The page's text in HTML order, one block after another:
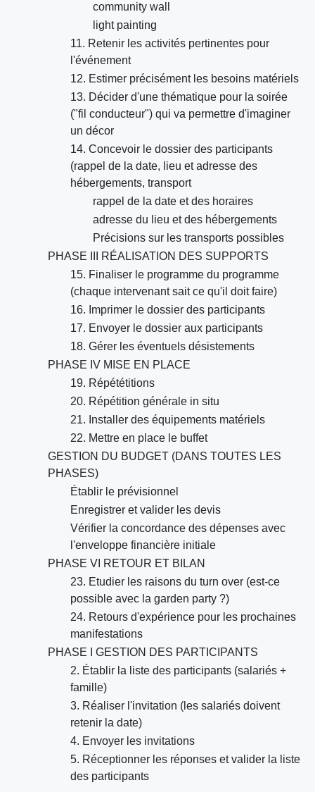
community wall
light painting
11. Retenir les activités pertinentes pour
l'événement
12. Estimer précisément les besoins matériels
13. Décider d'une thématique pour la soirée
("fil conducteur") qui va permettre d'imaginer
un décor
14. Concevoir le dossier des participants
(rappel de la date, lieu et adresse des
hébergements, transport
rappel de la date et des horaires
adresse du lieu et des hébergements
Précisions sur les transports possibles
PHASE III RÉALISATION DES SUPPORTS
15. Finaliser le programme du programme
(chaque intervenant sait ce qu'il doit faire)
16. Imprimer le dossier des participants
17. Envoyer le dossier aux participants
18. Gérer les éventuels désistements
PHASE IV MISE EN PLACE
19. Répététitions
20. Répétition générale in situ
21. Installer des équipements matériels
22. Mettre en place le buffet
GESTION DU BUDGET (DANS TOUTES LES
PHASES)
Établir le prévisionnel
Enregistrer et valider les devis
Vérifier la concordance des dépenses avec
l'enveloppe financière initiale
PHASE VI RETOUR ET BILAN
23. Etudier les raisons du turn over (est-ce
possible avec la garden party ?)
24. Retours d'expérience pour les prochaines
manifestations
PHASE I GESTION DES PARTICIPANTS
2. Établir la liste des participants (salariés +
famille)
3. Réaliser l'invitation (les salariés doivent
retenir la date)
4. Envoyer les invitations
5. Réceptionner les réponses et valider la liste
des participants